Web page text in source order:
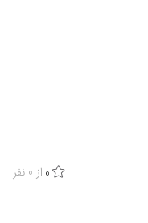
0 از 0 نفر